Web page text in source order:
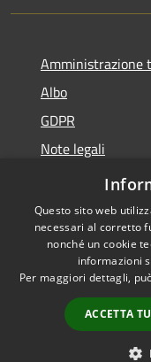
Amministrazione
Albo
GDPR
Note legali
Dichiarazione di
Accessibilità
Questo sito web
necessari al corretto
nonché un cookie
informazioni
Per maggiori dettagli,
ACCETTA